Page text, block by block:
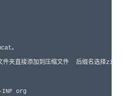
。
文件夹直接添加到压缩文件  后缀名选择zip
-INF org